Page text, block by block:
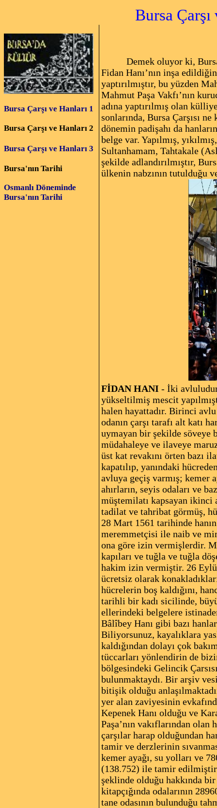
Bursa Çarşı
Bursa Çarşı ve Hanları 1
Bursa Çarşı ve Hanları 2
Bursa Çarşı ve Hanları 3
Bursa'nın Tarihi
Osmanlı Döneminde
Bursa'nın Tarihi
Demek oluyor ki,
Fidan Hanı’nın inşa
yaptırılmıştır, bu yüzden
Mahmut Paşa Vakfı’nın
adına yaptırılmış olan
sonlarında, Bursa Çarşısı
dönemin padişahı da
belge var. Yapılmış,
Sultanhamam, Tahtakale
şekilde adlandırılmıştır,
ülkenin nabzının tutulduğu
FİDAN HANI - İki
yükseltilmiş mescit
halen hayattadır. Birinci
odanın çarşı tarafı alt katı
uymayan bir şekilde söveye
müdahaleye ve ilaveye
üst kat revakını örten bazı
kapatılıp, yanındaki
avluya geçiş varmış; kemer
ahırların, seyis odaları ve
müştemilatı kapsayan
tadilat ve tahribat görmüş,
28 Mart 1561 tarihinde
meremmetçisi ile naib ve
ona göre izin vermişlerdir.
kapıları ve tuğla ve tuğla
hakim izin vermiştir. 26
ücretsiz olarak
hücrelerin boş kaldığını,
tarihli bir kadı sicilinde,
ellerindeki belgelere
Bâlîbey Hanı gibi bazı
Biliyorsunuz, kayalıklara
kaldığından dolayı çok
tüccarları yönlendirin de
bölgesindeki Gelincik
bulunmaktaydı. Bir arşiv
bitişik olduğu
yer alan zaviyesinin
Kepenek Hanı olduğu ve
Paşa’nın vakıflarından
çarşılar harap olduğundan
tamir ve derzlerinin
kemer ayağı, su yolları ve
(138.752) ile tamir
şeklinde olduğu hakkında
kitapçığında odalarının
tane odasının bulunduğu